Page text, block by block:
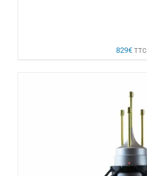
829€ TTC